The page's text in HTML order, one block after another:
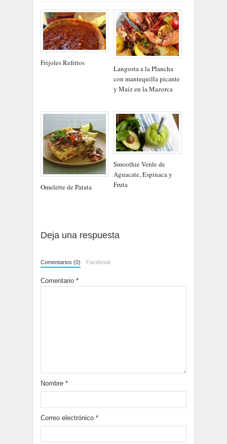
Frijoles Refritos
Langosta a la Plancha
con mantequilla picante
y Maíz en la Mazorca
Omelette de Patata
Smoothie Verde de
Aguacate, Espinaca y
Fruta
Deja una respuesta
Comentarios (0) Facebook
Comentario *
Nombre *
Correo electrónico *